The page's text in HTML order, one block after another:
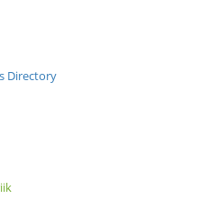
Directory